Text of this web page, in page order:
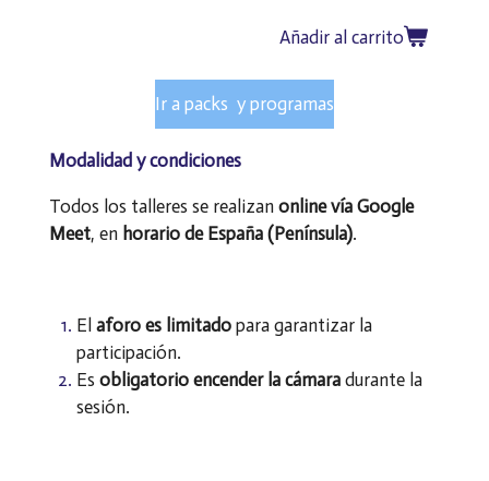
Añadir al carrito
Ir a packs y programas
Modalidad y condiciones
Todos los talleres se realizan online vía Google
Meet, en horario de España (Península).
Elaforo es limitado para garantizar la
participación.
Esobligatorio encender la cámara durante la
sesión.